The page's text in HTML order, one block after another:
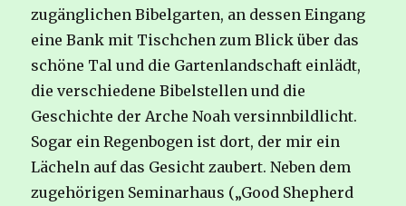
zugänglichen Bibelgarten, an dessen Eingang
eine Bank mit Tischchen zum Blick über das
schöne Tal und die Gartenlandschaft einlädt,
die verschiedene Bibelstellen und die
Geschichte der Arche Noah versinnbildlicht.
Sogar ein Regenbogen ist dort, der mir ein
Lächeln auf das Gesicht zaubert. Neben dem
zugehörigen Seminarhaus („Good Shepherd